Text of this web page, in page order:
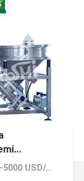
Цена：3500-5000 USD/SET